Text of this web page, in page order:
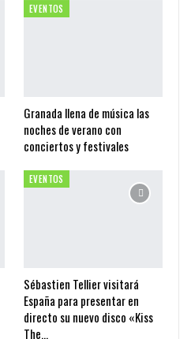
EVENTOS
Granada llena de música las
noches de verano con
conciertos y festivales
EVENTOS
Sébastien Tellier visitará
España para presentar en
directo su nuevo disco «Kiss
The…